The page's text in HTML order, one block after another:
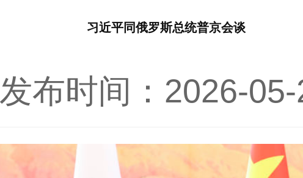
习近平同俄罗斯总统普京会谈
发布时间：2026-